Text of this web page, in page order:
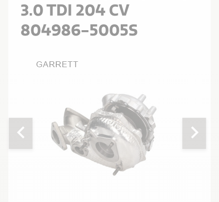
3.0 TDI 204 CV
804986-5005S
chevron_left chevron_right